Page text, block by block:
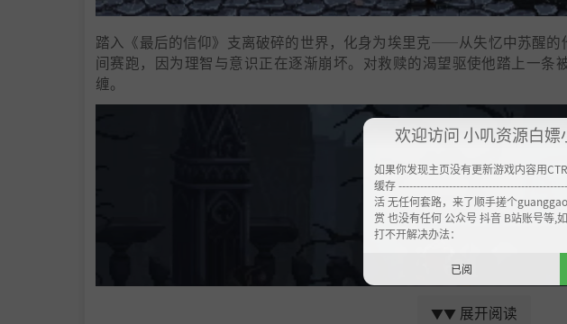
踏入《最后的信仰》支离破碎的世界，化身为埃里克——从失忆中苏醒的
间赛跑，因为理智与意识正在逐渐崩坏。对救赎的渴望驱使他踏上一条
缠。
▼▼ 展开阅读
欢迎访问 小叽资源白嫖
如果你发现主页没有更新游戏内容用
缓存
活 无任何套路，来了顺手搓个
赏 也没有任何 公众号 抖音 B站账号等,
打不开解决办法：
已阅